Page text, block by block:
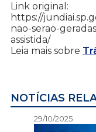
Link original:
https://
nao-serao-
assistida/
Leia mais sobre
NOTÍCIAS
29/10/2025